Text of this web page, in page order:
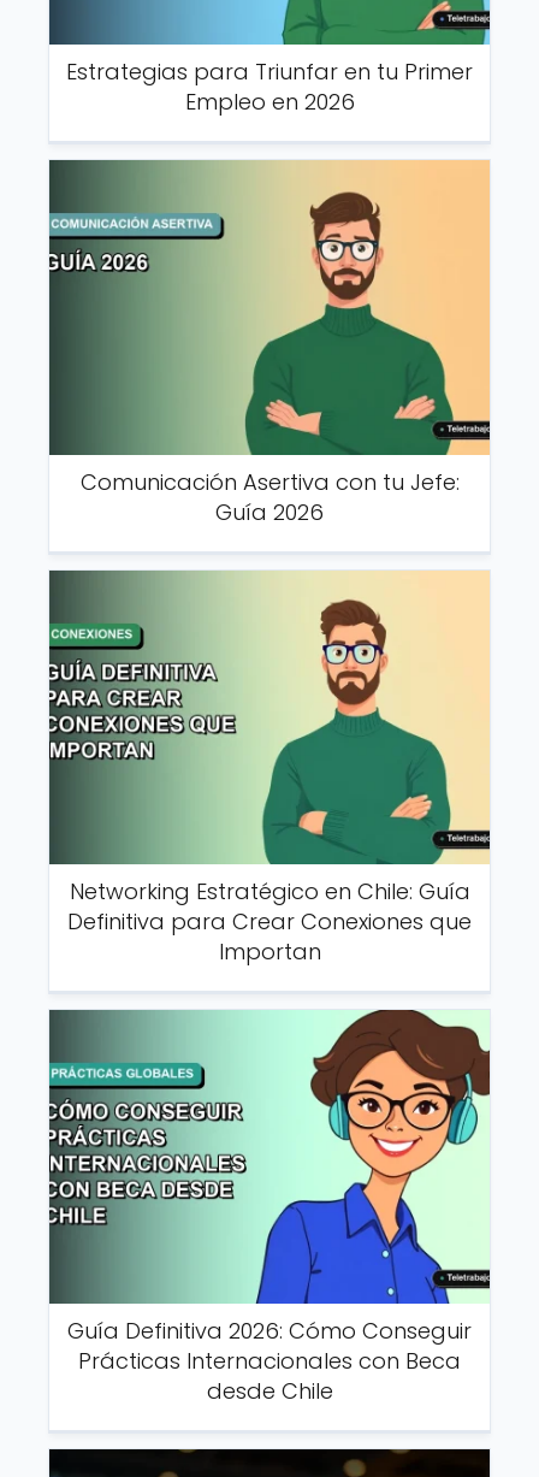
Estrategias para Triunfar en tu Primer
Empleo en 2026
Comunicación Asertiva con tu Jefe:
Guía 2026
Networking Estratégico en Chile: Guía
Definitiva para Crear Conexiones que
Importan
Guía Definitiva 2026: Cómo Conseguir
Prácticas Internacionales con Beca
desde Chile